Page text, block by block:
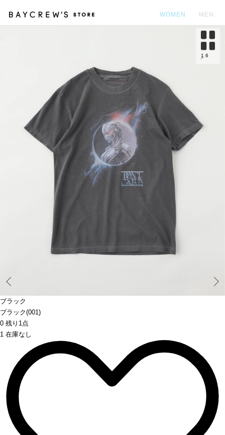
WOMEN MEN
ブラック
ブラック(001)
0 残り1点
1 在庫なし
1 6